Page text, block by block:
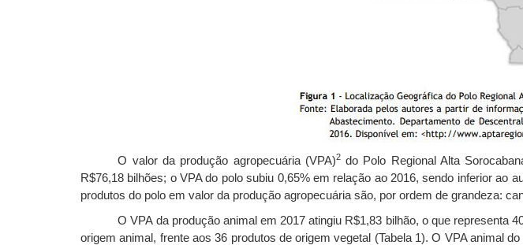
O valor da produção agropecuária (VPA)2do Polo Regional Alta
R$76,18 bilhões; o VPA do polo subiu 0,65% em relação ao 2016, sendo inferior ao
produtos do polo em valor da produção agropecuária são, por ordem de grandeza:
O VPA da produção animal em 2017 atingiu R$1,83 bilhão, o que representa
origem animal, frente aos 36 produtos de origem vegetal (Tabela 1). O VPA animal